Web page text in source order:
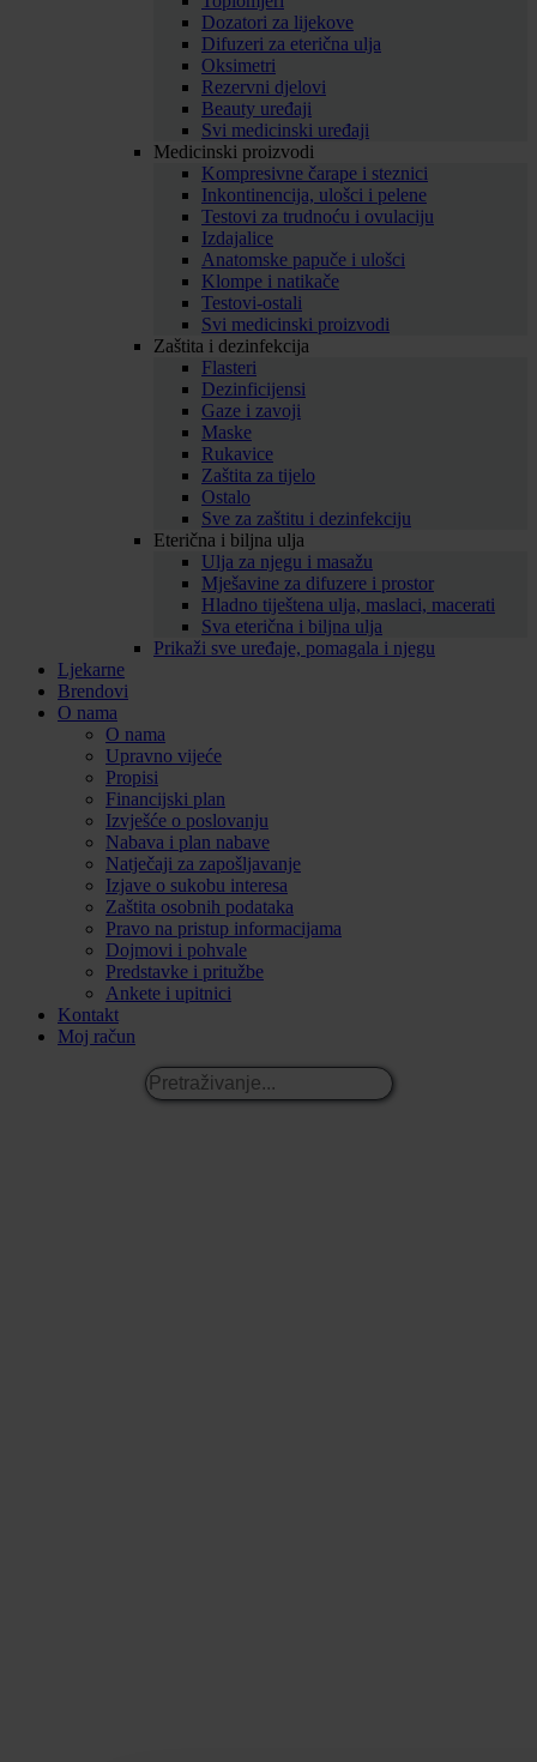
Dozatori za lijekove
Difuzeri za eterična ulja
Oksimetri
Rezervni djelovi
Beauty uređaji
Svi medicinski uređaji
Medicinski proizvodi
Kompresivne čarape i steznici
Inkontinencija, ulošci i pelene
Testovi za trudnoću i ovulaciju
Izdajalice
Anatomske papuče i ulošci
Klompe i natikače
Testovi-ostali
Svi medicinski proizvodi
Zaštita i dezinfekcija
Flasteri
Dezinficijensi
Gaze i zavoji
Maske
Rukavice
Zaštita za tijelo
Ostalo
Sve za zaštitu i dezinfekciju
Eterična i biljna ulja
Ulja za njegu i masažu
Mješavine za difuzere i prostor
Hladno tiještena ulja, maslaci, macerati
Sva eterična i biljna ulja
Prikaži sve uređaje, pomagala i njegu
Ljekarne
Brendovi
O nama
O nama
Upravno vijeće
Propisi
Financijski plan
Izvješće o poslovanju
Nabava i plan nabave
Natječaji za zapošljavanje
Izjave o sukobu interesa
Zaštita osobnih podataka
Pravo na pristup informacijama
Dojmovi i pohvale
Predstavke i pritužbe
Ankete i upitnici
Kontakt
Moj račun
Pretraživanje...